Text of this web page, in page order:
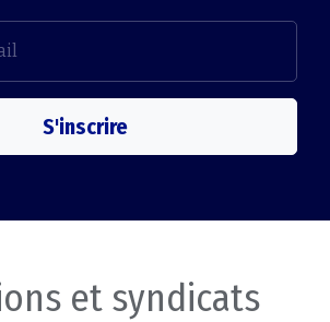
S'inscrire
et syndicats